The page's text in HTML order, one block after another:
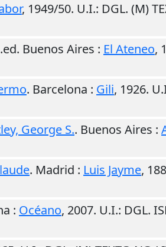
, 1949/50. U.I.: DGL. (M)
Buenos Aires : El Ateneo,
. Barcelona : Gili, 1926.
George S.. Buenos Aires :
. Madrid : Luis Jayme,
: Océano, 2007. U.I.: DGL.